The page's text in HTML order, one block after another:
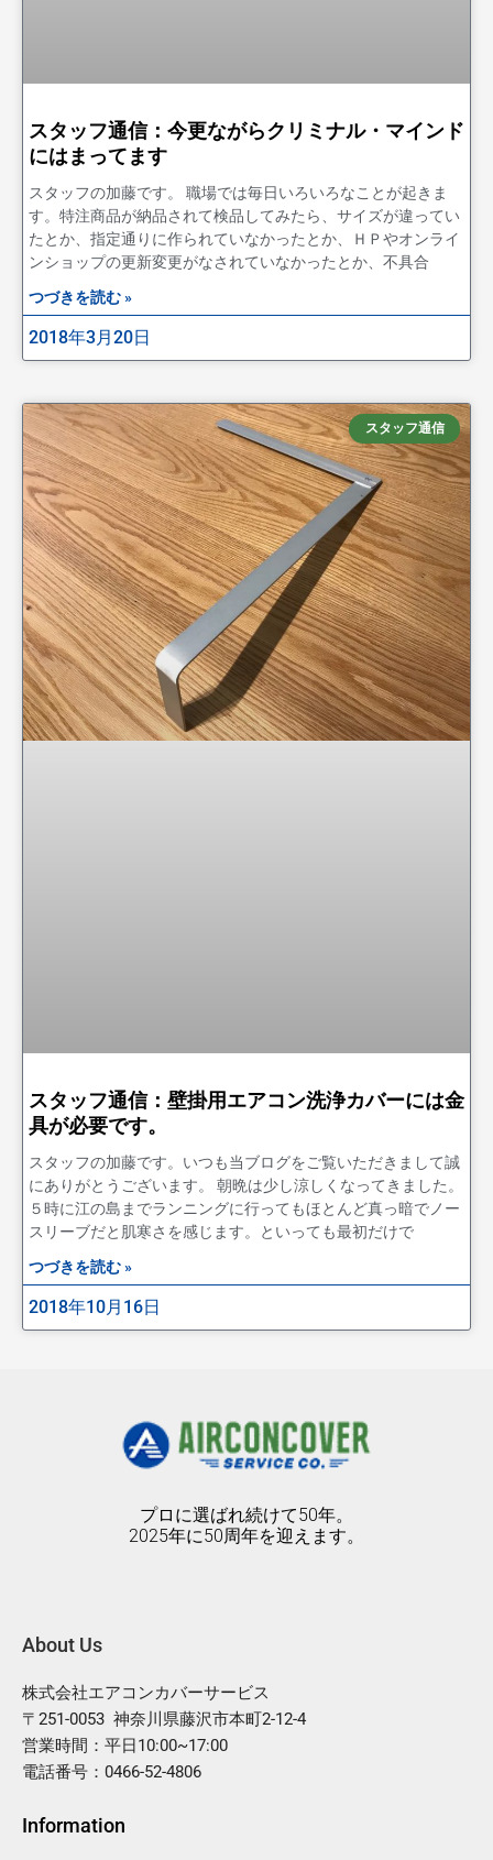
スタッフ通信：今更ながらクリミナル・マインド
にはまってます
スタッフの加藤です。 職場では毎日いろいろなことが起きま
す。特注商品が納品されて検品してみたら、サイズが違ってい
たとか、指定通りに作られていなかったとか、ＨＰやオンライ
ンショップの更新変更がなされていなかったとか、不具合
つづきを読む »
2018年3月20日
スタッフ通信
スタッフ通信：壁掛用エアコン洗浄カバーには金
具が必要です。
スタッフの加藤です。いつも当ブログをご覧いただきまして誠
にありがとうございます。 朝晩は少し涼しくなってきました。
５時に江の島までランニングに行ってもほとんど真っ暗でノー
スリーブだと肌寒さを感じます。といっても最初だけで
つづきを読む »
2018年10月16日
プロに選ばれ続けて50年。
2025年に50周年を迎えます。
About Us
株式会社エアコンカバーサービス
〒251-0053 神奈川県藤沢市本町2-12-4
営業時間：平日10:00~17:00
電話番号：0466-52-4806
Information